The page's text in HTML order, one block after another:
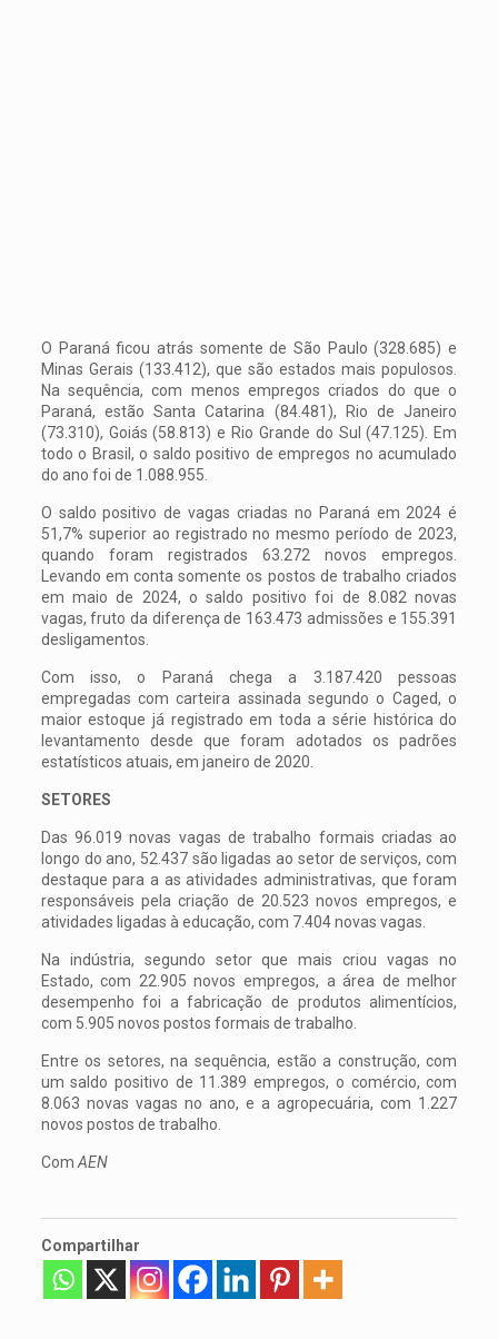
O Paraná ficou atrás somente de São Paulo (328.685) e
Minas Gerais (133.412), que são estados mais populosos.
Na sequência, com menos empregos criados do que o
Paraná, estão Santa Catarina (84.481), Rio de Janeiro
(73.310), Goiás (58.813) e Rio Grande do Sul (47.125). Em
todo o Brasil, o saldo positivo de empregos no acumulado
do ano foi de 1.088.955.
O saldo positivo de vagas criadas no Paraná em 2024 é
51,7% superior ao registrado no mesmo período de 2023,
quando foram registrados 63.272 novos empregos.
Levando em conta somente os postos de trabalho criados
em maio de 2024, o saldo positivo foi de 8.082 novas
vagas, fruto da diferença de 163.473 admissões e 155.391
desligamentos.
Com isso, o Paraná chega a 3.187.420 pessoas
empregadas com carteira assinada segundo o Caged, o
maior estoque já registrado em toda a série histórica do
levantamento desde que foram adotados os padrões
estatísticos atuais, em janeiro de 2020.
SETORES
Das 96.019 novas vagas de trabalho formais criadas ao
longo do ano, 52.437 são ligadas ao setor de serviços, com
destaque para a as atividades administrativas, que foram
responsáveis pela criação de 20.523 novos empregos, e
atividades ligadas à educação, com 7.404 novas vagas.
Na indústria, segundo setor que mais criou vagas no
Estado, com 22.905 novos empregos, a área de melhor
desempenho foi a fabricação de produtos alimentícios,
com 5.905 novos postos formais de trabalho.
Entre os setores, na sequência, estão a construção, com
um saldo positivo de 11.389 empregos, o comércio, com
8.063 novas vagas no ano, e a agropecuária, com 1.227
novos postos de trabalho.
Com AEN
Compartilhar